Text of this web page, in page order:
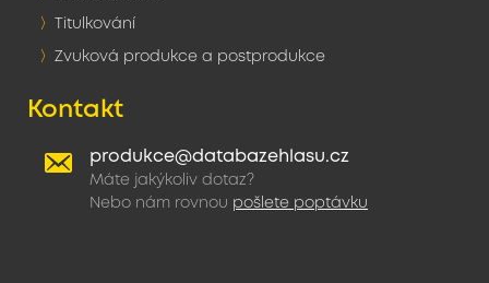
Titulkování
Zvuková produkce a postprodukce
Kontakt
produkce@databazehlasu.cz
Máte jakýkoliv dotaz?
Nebo nám rovnou pošlete poptávku